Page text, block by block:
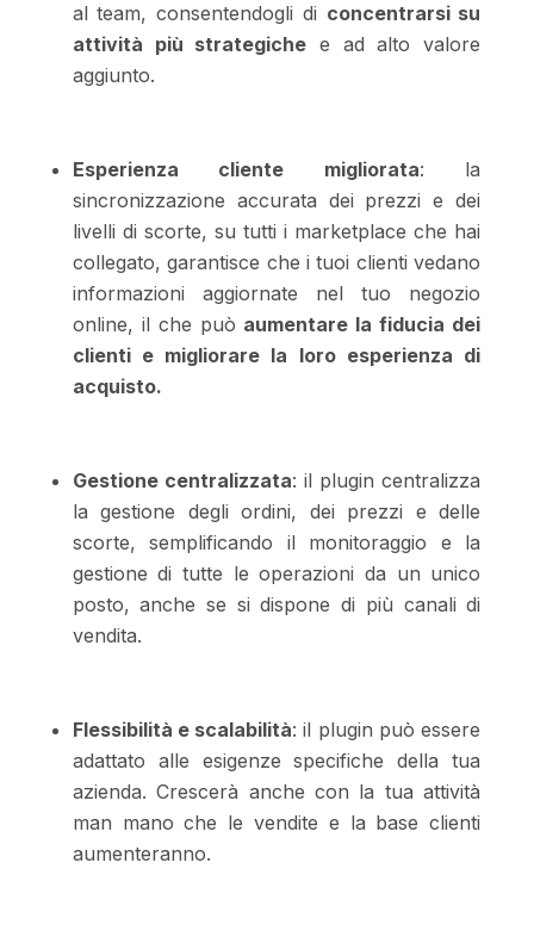
al team, consentendogli di concentrarsi su
attività più strategiche e ad alto valore
aggiunto.
Esperienza cliente migliorata: la
sincronizzazione accurata dei prezzi e dei
livelli di scorte, su tutti i marketplace che hai
collegato, garantisce che i tuoi clienti vedano
informazioni aggiornate nel tuo negozio
online, il che può aumentare la fiducia dei
clienti e migliorare la loro esperienza di
acquisto.
Gestione centralizzata: il plugin centralizza
la gestione degli ordini, dei prezzi e delle
scorte, semplificando il monitoraggio e la
gestione di tutte le operazioni da un unico
posto, anche se si dispone di più canali di
vendita.
Flessibilità e scalabilità: il plugin può essere
adattato alle esigenze specifiche della tua
azienda. Crescerà anche con la tua attività
man mano che le vendite e la base clienti
aumenteranno.